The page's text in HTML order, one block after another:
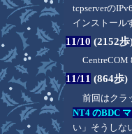
tcpserverの
インストール
11/10 (2152歩
11/11 (864歩)
前回はクラ
NT4 のBDC
い」そうしな